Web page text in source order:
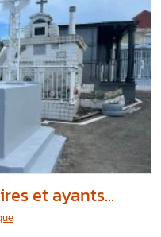
et ayants...